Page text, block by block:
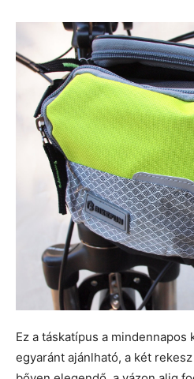
Ez a táskatípus a
egyaránt ajánlható, a két